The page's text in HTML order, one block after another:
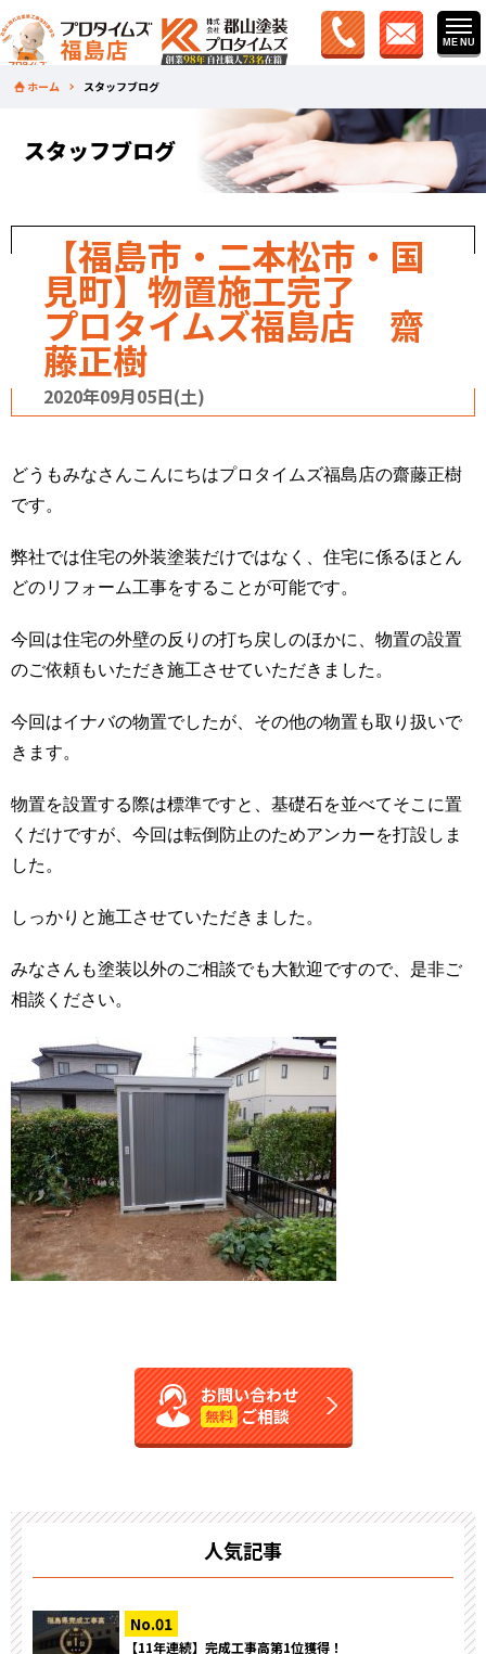
ホーム スタッフブログ
スタッフブログ
【福島市・二本松市・国
見町】物置施工完了
プロタイムズ福島店 齋
藤正樹
2020年09月05日(土)
どうもみなさんこんにちはプロタイムズ福島店の齋藤正樹
です。
弊社では住宅の外装塗装だけではなく、住宅に係るほとん
どのリフォーム工事をすることが可能です。
今回は住宅の外壁の反りの打ち戻しのほかに、物置の設置
のご依頼もいただき施工させていただきました。
今回はイナバの物置でしたが、その他の物置も取り扱いで
きます。
物置を設置する際は標準ですと、基礎石を並べてそこに置
くだけですが、今回は転倒防止のためアンカーを打設しま
した。
しっかりと施工させていただきました。
みなさんも塗装以外のご相談でも大歓迎ですので、是非ご
相談ください。
お問い合わせ
無料 ご相談
人気記事
【11年連続】完成工事高第1位獲得！